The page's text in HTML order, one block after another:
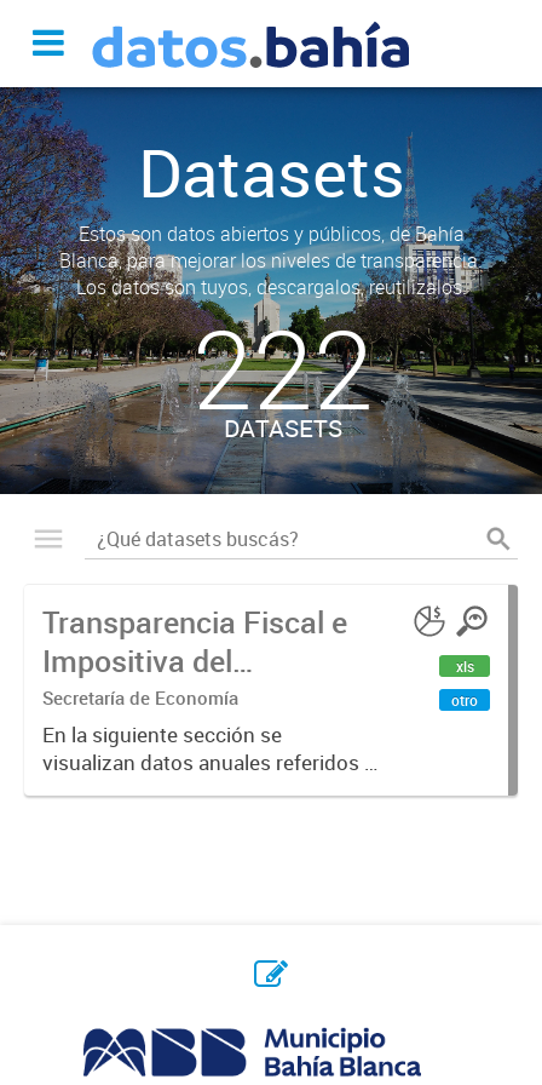
Datasets
Estos son datos abiertos y públicos, de Bahía
Blanca, para mejorar los niveles de transparencia.
Los datos son tuyos, descargalos, reutilizalos.
222
DATASETS
Transparencia Fiscal e
Impositiva del
Municipio. Año 2023
Secretaría de Economía
En la siguiente sección se
visualizan datos anuales referidos a
la transparencia fiscal e impositiva
xls
otro